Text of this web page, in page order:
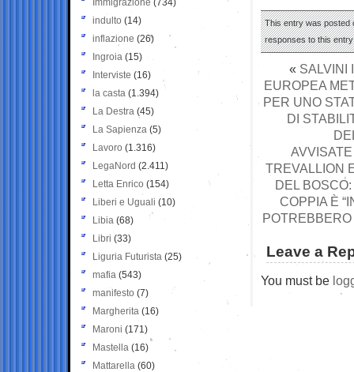
This entry was posted
responses to this
«SALVINI
EUROPEA
PER UNO
DI
TREVALLION
DEL
COPPIA È
Leave a
You must be
Immigrazione (734)
indulto (14)
inflazione (26)
Ingroia (15)
Interviste (16)
la casta (1.394)
La Destra (45)
La Sapienza (5)
Lavoro (1.316)
LegaNord (2.411)
Letta Enrico (154)
Liberi e Uguali (10)
Libia (68)
Libri (33)
Liguria Futurista (25)
mafia (543)
manifesto (7)
Margherita (16)
Maroni (171)
Mastella (16)
Mattarella (60)